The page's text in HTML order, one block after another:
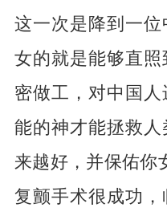
这一次是降到一
女的就是能够直
密做工，对中国
能的神才能拯救
来越好，并保佑你
复颤手术很成功